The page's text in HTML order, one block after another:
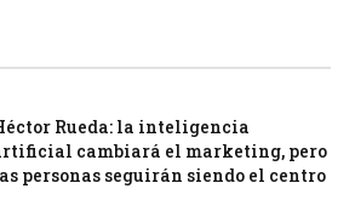
Rueda: la inteligencia
cambiará el marketing, pero
personas seguirán siendo el centro